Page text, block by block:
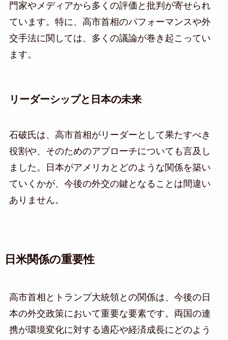
門家やメディアから多くの評価と批判が寄せられ
ています。特に、高市首相のパフォーマンスや外
交手法に関しては、多くの議論が巻き起こってい
ます。
リーダーシップと日本の未来
石破氏は、高市首相がリーダーとして果たすべき
役割や、そのためのアプローチについても言及し
ました。日本がアメリカとどのような関係を築い
ていくかが、今後の外交の鍵となることは間違い
ありません。
日米関係の重要性
高市首相とトランプ大統領との関係は、今後の日
本の外交政策において重要な要素です。両国の連
携が環境変化に対する適応や経済成長にどのよう